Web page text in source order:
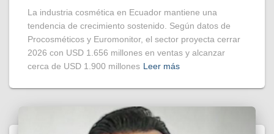
La industria cosmética en Ecuador mantiene una
tendencia de crecimiento sostenido. Según datos de
Procosméticos y Euromonitor, el sector proyecta cerrar
2026 con USD 1.656 millones en ventas y alcanzar
cerca de USD 1.900 millones Leer más